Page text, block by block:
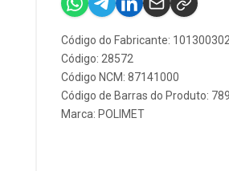
Código do Fabricante: 101300302
Código: 28572
Código NCM: 87141000
Código de Barras do Produto:
Marca: POLIMET